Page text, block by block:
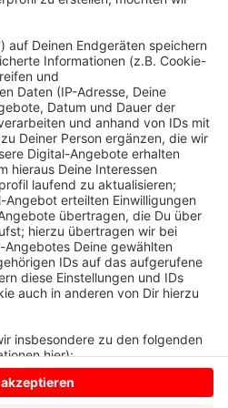
Anzeigen und erteilte
Nacht zu Karfreitag löste
eine größere Runde von
Teilnehmer gegen die
hatten.